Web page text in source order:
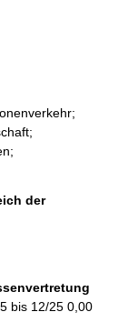
der
bis 12/25 0,00